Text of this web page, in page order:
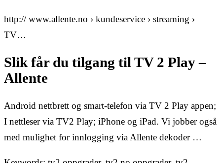
http:// www.allente.no › kundeservice › streaming ›
TV…
Slik får du tilgang til TV 2 Play –
Allente
Android nettbrett og smart-telefon via TV 2 Play appen;
I nettleser via TV2 Play; iPhone og iPad. Vi jobber også
med mulighet for innlogging via Allente dekoder …